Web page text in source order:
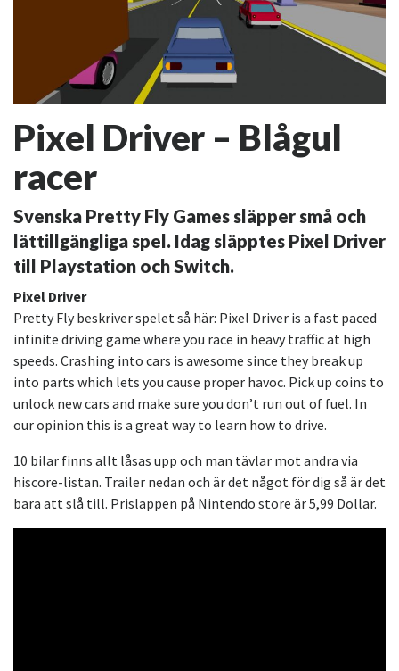
Pixel Driver – Blågul
racer
Svenska Pretty Fly Games släpper små och
lättillgängliga spel. Idag släpptes Pixel Driver
till Playstation och Switch.
Pixel Driver
Pretty Fly beskriver spelet så här: Pixel Driver is a fast paced
infinite driving game where you race in heavy traffic at high
speeds. Crashing into cars is awesome since they break up
into parts which lets you cause proper havoc. Pick up coins to
unlock new cars and make sure you don’t run out of fuel. In
our opinion this is a great way to learn how to drive.
10 bilar finns allt låsas upp och man tävlar mot andra via
hiscore-listan. Trailer nedan och är det något för dig så är det
bara att slå till. Prislappen på Nintendo store är 5,99 Dollar.